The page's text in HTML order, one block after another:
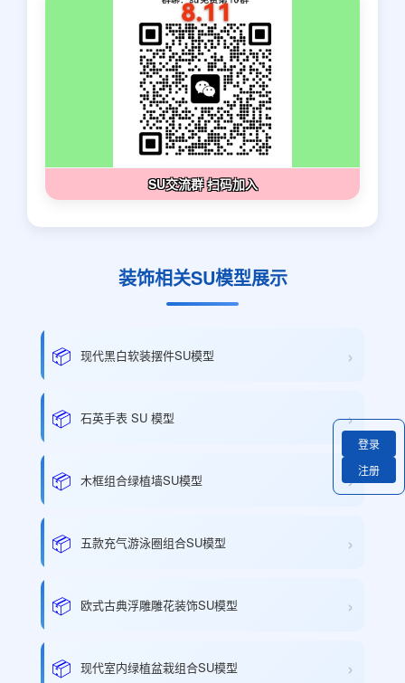
SU交流群 扫码加入
装饰相关SU模型展示
📦 现代黑白软装摆件SU模型 ›
📦 石英手表 SU 模型 ›
📦 木框组合绿植墙SU模型 ›
📦 五款充气游泳圈组合SU模型 ›
📦 欧式古典浮雕雕花装饰SU模型 ›
📦 现代室内绿植盆栽组合SU模型 ›
登录
注册